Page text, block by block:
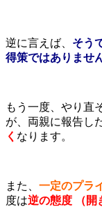
逆に言えば、 そう
得策ではありませ
もう一度、やり直
が、両親に報告し
く なります。
また、 一定のプラ
度は逆の態度 （開